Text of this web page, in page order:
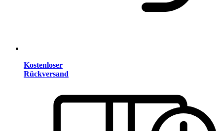
Kostenloser
Rückversand